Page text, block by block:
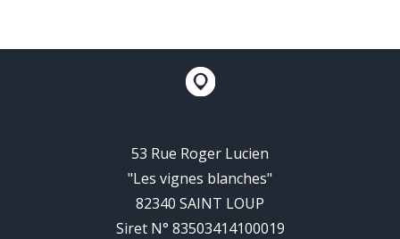
53 Rue Roger Lucien
"Les vignes blanches"
82340 SAINT LOUP
Siret N° 83503414100019